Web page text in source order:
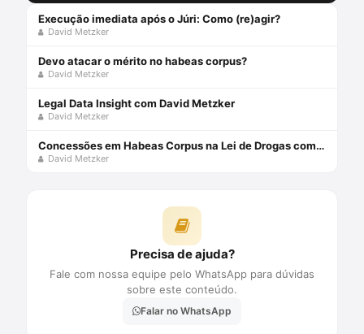
Execução imediata após o Júri: Como (re)agir?
David Metzker
Devo atacar o mérito no habeas corpus?
David Metzker
Legal Data Insight com David Metzker
David Metzker
Concessões em Habeas Corpus na Lei de Drogas com David Metzker
David Metzker
Precisa de ajuda?
Fale com nossa equipe pelo WhatsApp para dúvidas
sobre este conteúdo.
Falar no WhatsApp